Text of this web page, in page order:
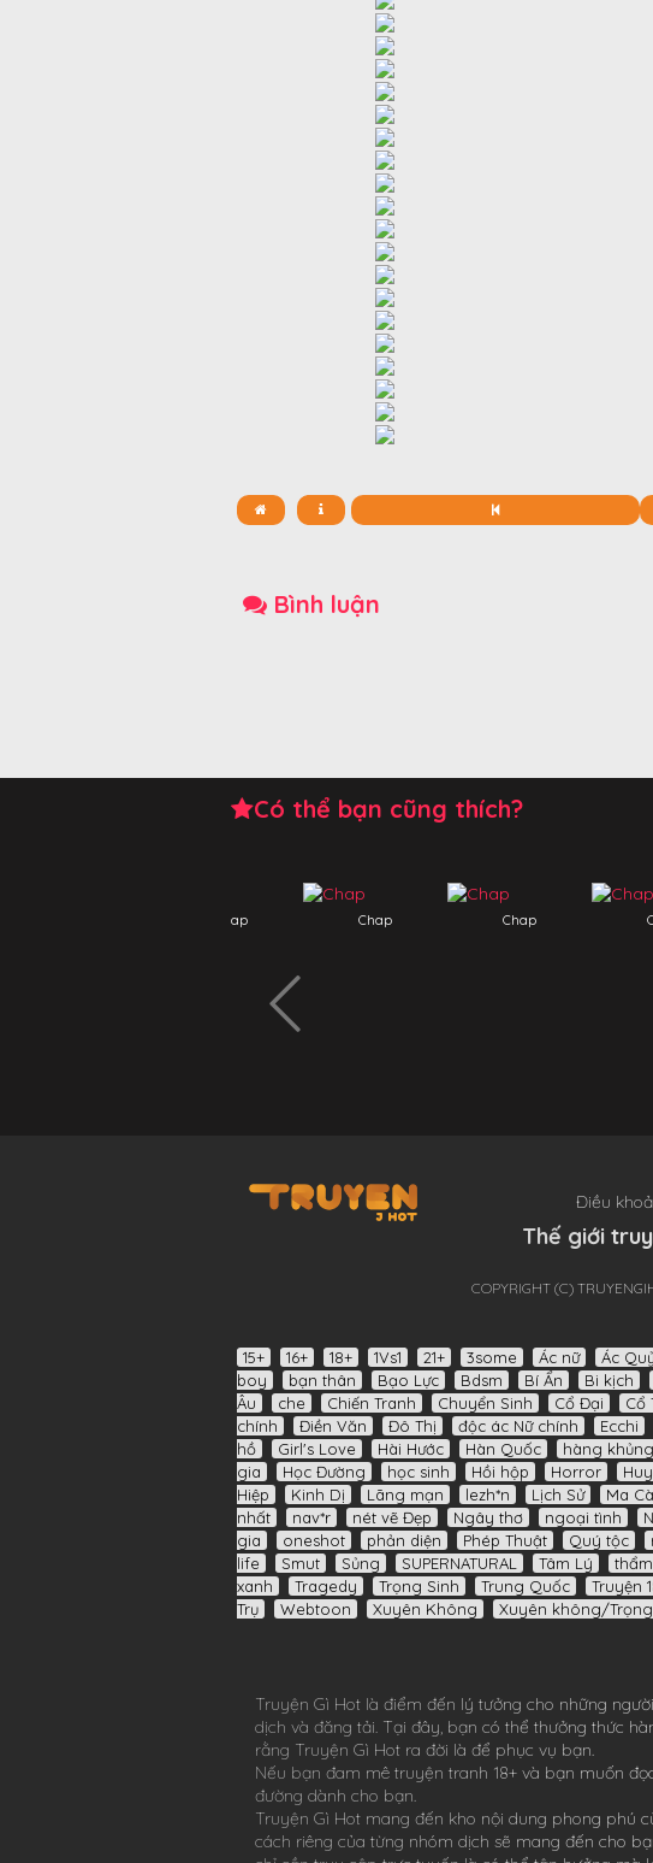
Bình luận
Có thể bạn cũng thích?
Chap Chap Chap
Điều
Thế giới
COPYRIGHT (C)
15+ 16+ 18+ 1Vs1 21+ 3some Ác nữ Ác
boy
bạn thân Bạo Lực Bdsm Bí Ẩn Bi kịch
Âu
che Chiến Tranh Chuyển Sinh Cổ Đại Cổ
chính
Điền Văn Đô Thị độc ác Nữ chính Ecchi
hồ
Girl's Love Hài Hước Hàn Quốc hàng khủng
gia
Học Đường học sinh Hồi hộp Horror
Hiệp
Kinh Dị Lãng mạn lezh*n Lịch Sử Ma
nhất
nav*r nét vẽ Đẹp Ngây thơ ngoại tình
gia
oneshot phản diện Phép Thuật Quý tộc
life
Smut Sủng SUPERNATURAL Tâm Lý
xanh
Tragedy Trọng Sinh Trung Quốc Truyện
Trụ
Webtoon Xuyên Không Xuyên không/
Truyện Gì Hot là điểm đến lý tưởng cho những
dịch và đăng tải. Tại đây, bạn có thể thưởng thức
rằng Truyện Gì Hot ra đời là để phục vụ bạn.
Nếu bạn đam mê truyện tranh 18+ và bạn muốn
đường dành cho bạn.
Truyện Gì Hot mang đến kho nội dung phong phú
cách riêng của từng nhóm dịch sẽ mang đến cho